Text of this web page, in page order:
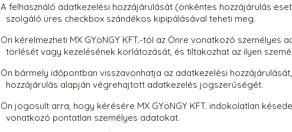
A felhasználó adatkezelési hozzájárulását (önkéntes hozzájárulás
szolgáló üres checkbox szándékos kipipálásával teheti meg.
Ön kérelmezheti MX GYöNGY KFT.-tól az Önre vonatkozó személyes
törlését vagy kezelésének korlátozását, és tiltakozhat az ilyen
Ön bármely időpontban visszavonhatja az adatkezelési
hozzájárulás alapján végrehajtott adatkezelés jogszerűségét.
Ön jogosult arra, hogy kérésére MX GYöNGY KFT. indokolatlan
vonatkozó pontatlan személyes adatokat.